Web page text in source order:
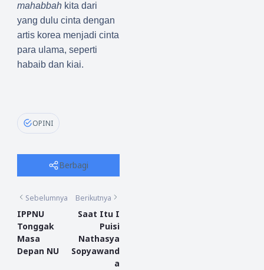
mahabbah kita dari
yang dulu cinta dengan
artis korea menjadi cinta
para ulama, seperti
habaib dan kiai.
OPINI
Berbagi
Sebelumnya
IPPNU
Tonggak
Masa
Depan NU
Berikutnya
Saat Itu I
Puisi
Nathasya
Sopyawand
a